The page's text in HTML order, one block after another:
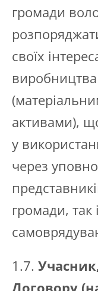
громади
своїх
активами),
у
через
громади, так
1.7.